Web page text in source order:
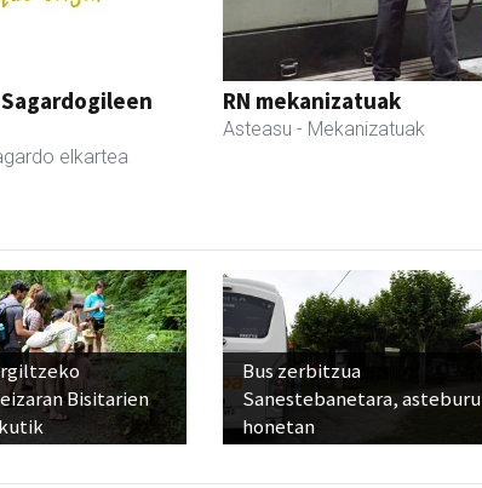
elkartea
RN mekanizatuak
Asteasu - Mekanizatuak
Bisitarien
Bus zerbitzua
Sanestebanetara, asteburu
honetan